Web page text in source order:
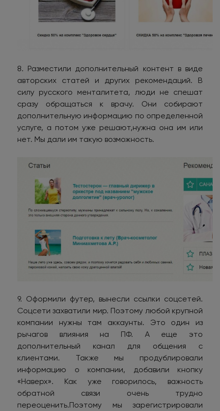
8. Разместили дополнительный контент в виде
авторских статей и других рекомендаций. В
силу русского менталитета, люди не спешат
сразу обращаться к врачу. Они собирают
дополнительную информацию по определенной
услуге, а потом уже решают,нужна она им или
нет. Мы дали им такую возможность.
9. Оформили футер, вынесли ссылки соцсетей.
Соцсети захватили мир. Поэтому любой крупной
компании нужны там аккаунты. Это один из
рычагов влияния на ПФ. А еще это
дополнительный канал для общения с
клиентами. Также мы продублировали
информацию о компании, добавили кнопку
«Наверх». Как уже говорилось, важность
обратной связи очень трудно
переоценить.Поэтому мы зарегистрировали